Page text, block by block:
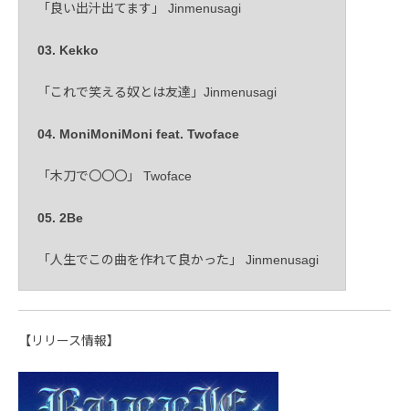
「良い出汁出てます」 Jinmenusagi
03. Kekko
「これで笑える奴とは友達」Jinmenusagi
04. MoniMoniMoni feat. Twoface
「木刀で〇〇〇」 Twoface
05. 2Be
「人生でこの曲を作れて良かった」 Jinmenusagi
【リリース情報】